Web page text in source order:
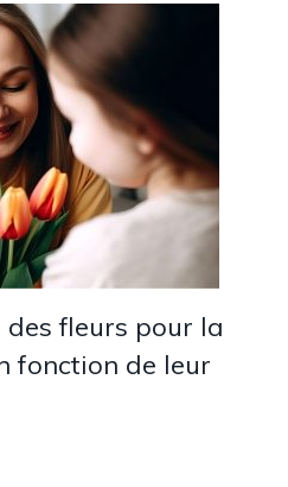
fleurs pour la
fonction de leur